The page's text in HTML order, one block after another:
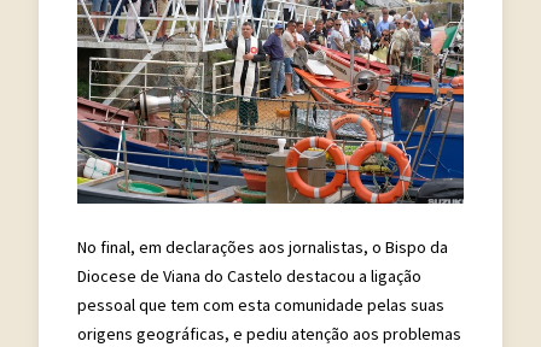
No final, em declarações aos jornalistas, o Bispo da
Diocese de Viana do Castelo destacou a ligação
pessoal que tem com esta comunidade pelas suas
origens geográficas, e pediu atenção aos problemas